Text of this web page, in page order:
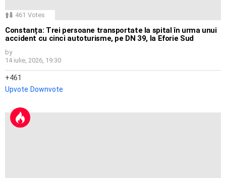
461 Votes
Constanța: Trei persoane transportate la spital în urma unui
accident cu cinci autoturisme, pe DN 39, la Eforie Sud
by
14 iulie, 2026, 19:30
461
Upvote Downvote